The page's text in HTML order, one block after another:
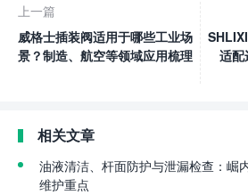
上一篇
威格士插装阀适用于哪些工业场
景？制造、航空等领域应用梳理
适配
相关文章
油液清洁、杆面防护与泄漏检查：崛
维护重点